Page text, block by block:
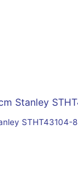
STHT43104-8